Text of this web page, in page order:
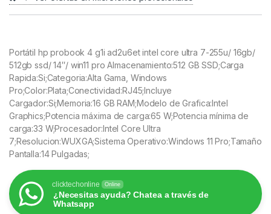
Portátil hp probook 4 g1i ad2u6et intel core ultra 7-255u/ 16gb/
512gb ssd/ 14″/ win11 pro Almacenamiento:512 GB SSD;Carga
Rapida:Si;Categoria:Alta Gama, Windows
Pro;Color:Plata;Conectividad:RJ45;Incluye
Cargador:Si;Memoria:16 GB RAM;Modelo de Grafica:Intel
Graphics;Potencia máxima de carga:65 W;Potencia mínima de
carga:33 W;Procesador:Intel Core Ultra
7;Resolucion:WUXGA;Sistema Operativo:Windows 11 Pro;Tamaño
Pantalla:14 Pulgadas;
clicktechonline Online
¿Necesitas ayuda? Chatea a través de
Whatsapp